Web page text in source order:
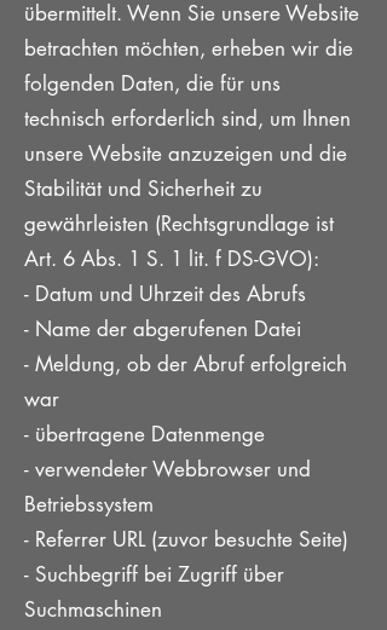
übermittelt. Wenn Sie unsere Website
betrachten möchten, erheben wir die
folgenden Daten, die für uns
technisch erforderlich sind, um Ihnen
unsere Website anzuzeigen und die
Stabilität und Sicherheit zu
gewährleisten (Rechtsgrundlage ist
Art. 6 Abs. 1 S. 1 lit. f DS-GVO):
- Datum und Uhrzeit des Abrufs
- Name der abgerufenen Datei
- Meldung, ob der Abruf erfolgreich
war
- übertragene Datenmenge
- verwendeter Webbrowser und
Betriebssystem
- Referrer URL (zuvor besuchte Seite)
- Suchbegriff bei Zugriff über
Suchmaschinen